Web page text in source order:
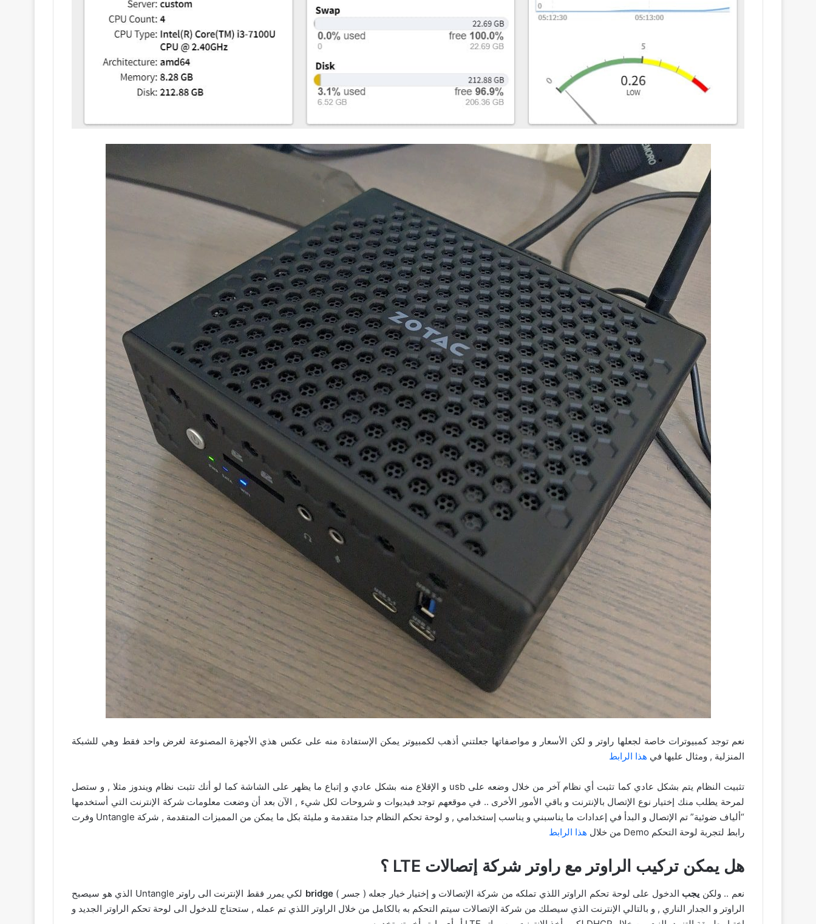
نعم توجد كمبيوترات خاصة لجعلها راوتر و لكن الأسعار و مواصفاتها جعلتني أذهب لكمبيوتر يمكن الإستفادة منه على عكس هذي الأجهزة المصنوعة لغرض واحد فقط وهي للشبكة
المنزلية , ومثال عليها في هذا الرابط
تثبيت النظام يتم بشكل عادي كما تثبت أي نظام آخر من خلال وضعه على usb و الإقلاع منه بشكل عادي و إتباع ما يظهر على الشاشة كما لو أنك تثبت نظام ويندوز مثلا , و ستصل
لمرحة يطلب منك إختيار نوع الإتصال بالإنترنت و باقي الأمور الأخرى .. في موقعهم توجد فيديوات و شروحات لكل شيء , الآن بعد أن وضعت معلومات شركة الإنترنت التي أستخدمها
“ألياف ضوئية” تم الإتصال و البدأ في إعدادات ما يناسبني و يناسب إستخدامي , و لوحة تحكم النظام جدا متقدمة و مليئة بكل ما يمكن من المميزات المتقدمة , شركة Untangle وفرت
رابط لتجربة لوحة التحكم Demo من خلال
هذا الرابط
هل يمكن تركيب الراوتر مع راوتر شركة إتصالات LTE ؟
نعم .. ولكن يجب الدخول على لوحة تحكم الراوتر اللذي تملكه من شركة الإتصالات و إختيار خيار جعله ( جسر )bridge
لكي يمرر فقط الإنترنت الى راوتر Untangle الذي هو سيصبح
الراوتر و الجدار الناري , و بالتالي الإنترنت الذي سيصلك من شركة الإتصالات سيتم التحكم به بالكامل من خلال الراوتر اللذي تم عمله , ستحتاج للدخول الى لوحة تحكم الراوتر الجديد و